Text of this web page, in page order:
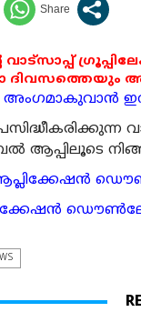
അംഗമാകുവാൻ
ഡൌണ്‍ലോഡ്